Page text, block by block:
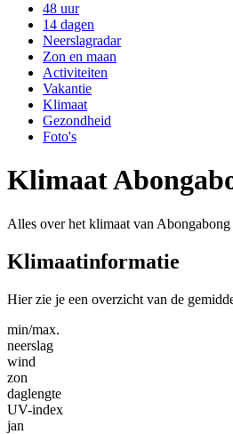
48 uur
14 dagen
Neerslagradar
Zon en maan
Activiteiten
Vakantie
Klimaat
Gezondheid
Foto's
Klimaat
Alles over het klimaat van
Klimaatinformatie
Hier zie je een overzicht van de
min/max.
neerslag
wind
zon
daglengte
UV-index
jan